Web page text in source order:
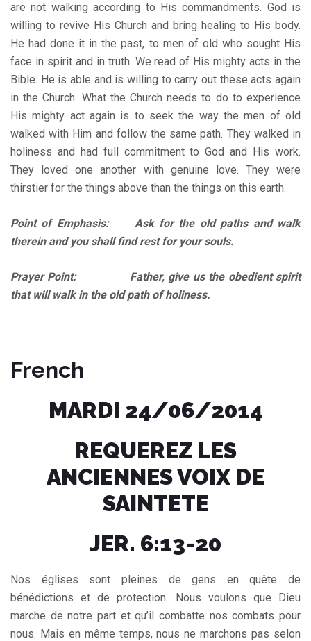
are not walking according to His commandments. God is
willing to revive His Church and bring healing to His body.
He had done it in the past, to men of old who sought His
face in spirit and in truth. We read of His mighty acts in the
Bible. He is able and is willing to carry out these acts again
in the Church. What the Church needs to do to experience
His mighty act again is to seek the way the men of old
walked with Him and follow the same path. They walked in
holiness and had full commitment to God and His work.
They loved one another with genuine love. They were
thirstier for the things above than the things on this earth.
Point of Emphasis: Ask for the old paths and walk
therein and you shall find rest for your souls.
Prayer Point: Father, give us the obedient spirit
that will walk in the old path of holiness.
French
MARDI 24/06/2014
REQUEREZ LES
ANCIENNES VOIX DE
SAINTETE
JER. 6:13-20
Nos églises sont pleines de gens en quête de
bénédictions et de protection. Nous voulons que Dieu
marche de notre part et qu’il combatte nos combats pour
nous. Mais en même temps, nous ne marchons pas selon